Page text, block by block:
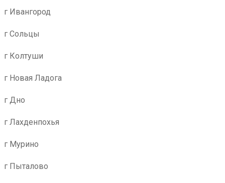
г Ивангород
г Сольцы
г Колтуши
г Новая Ладога
г Дно
г Лахденпохья
г Мурино
г Пыталово